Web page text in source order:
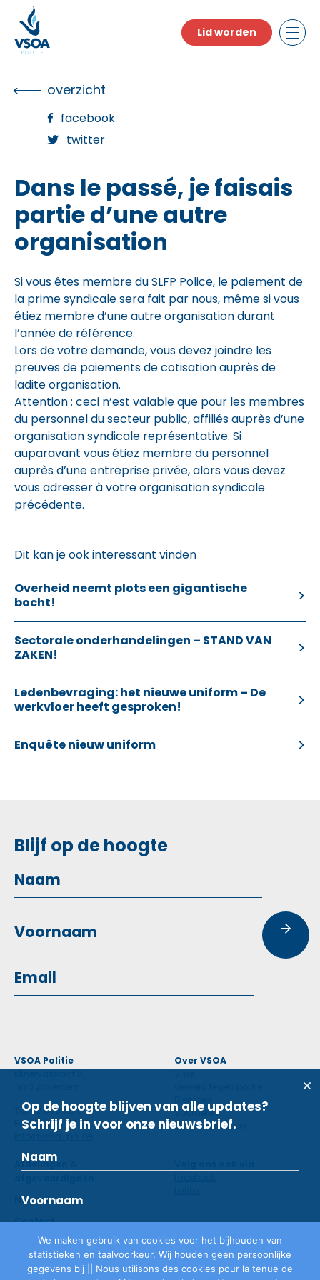
the
content
Lid worden
overzicht
facebook
twitter
Dans le passé, je faisais
partie d’une autre
organisation
Si vous êtes membre du SLFP Police, le paiement de
la prime syndicale sera fait par nous, même si vous
étiez membre d’une autre organisation durant
l’année de référence.
Lors de votre demande, vous devez joindre les
preuves de paiements de cotisation auprès de
ladite organisation.
Attention : ceci n’est valable que pour les membres
du personnel du secteur public, affiliés auprès d’une
organisation syndicale représentative. Si
auparavant vous étiez membre du personnel
auprès d’une entreprise privée, alors vous devez
vous adresser à votre organisation syndicale
précédente.
Dit kan je ook interessant vinden
Overheid neemt plots een gigantische
bocht!
Sectorale onderhandelingen – STAND VAN
ZAKEN!
Ledenbevraging: het nieuwe uniform – De
werkvloer heeft gesproken!
Enquête nieuw uniform
We maken gebruik van cookies voor het bijhouden van
statistieken en taalvoorkeur. Wij houden geen persoonlijke
gegevens bij || Nous utilisons des cookies pour la tenue de
Blijf op de hoogte
VSOA Politie
Tel: 02 660 59 11
Fax: 02 660 50 97
info@vsoa-pol.be
Over VSOA
Diensten
Voordelen
Contactpersoon
Afdelingen &
Nieuws
Contact
Lid worden
Op de hoogte blijven van alle updates?
Schrijf je in voor onze nieuwsbrief.